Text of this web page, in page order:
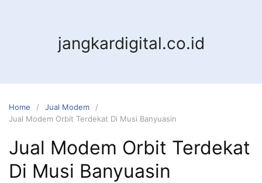
jangkardigital.co.id
Home
Jual Modem
Jual Modem Orbit Terdekat Di Musi Banyuasin
Jual Modem Orbit Terdekat
Di Musi Banyuasin